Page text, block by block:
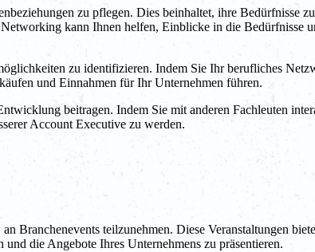
zu pflegen. Dies beinhaltet, ihre Bedürfnisse
kann Ihnen helfen, Einblicke in die
zu identifizieren. Indem Sie Ihr berufliches
und Einnahmen für Ihr Unternehmen führen.
beitragen. Indem Sie mit anderen Fachleuten
Account Executive zu werden.
Branchenevents teilzunehmen. Diese Veranstaltungen
die Angebote Ihres Unternehmens zu präsentieren.